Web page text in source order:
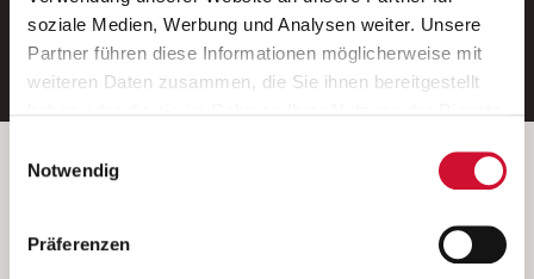
soziale Medien, Werbung und Analysen weiter. Unsere
Partner führen diese Informationen möglicherweise mit
weiteren Daten zusammen, die Sie ihnen bereitgestellt
Wenn Sie auf „Cookies zulassen“ klicken, so stimmen
Sie der Speicherung sämtlicher Cookies zu. Sie können
Ihre Einwilligung selbstverständlich jederzeit widerrufen,
indem Sie die Cookie-Einstellungen aufrufen und diese
Notwendig
Präferenzen
E-Mail-Adresse eintragen
Betreiber der Webseite
Kantstraße 45a